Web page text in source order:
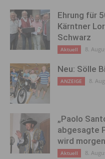
Ehrung für
Kärntner
Schwarz
Aktuell 8.
Neu: Sölle
ANZEIGE 8.
„Paolo
abgesagte
wird
Aktuell 8.